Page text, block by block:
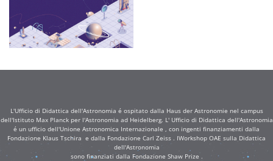
L'Ufficio di Didattica dell'Astronomia é ospitato dalla Haus der Astronomie nel campus
dell'Istituto Max Planck per l'Astronomia ad Heidelberg. L' Ufficio di Didattica dell'Astronomia
é un ufficio dell'Unione Astronomica Internazionale , con ingenti finanziamenti dalla
Fondazione Klaus Tschira e dalla Fondazione Carl Zeiss . IWorkshop OAE sulla Didattica
dell'Astronomia
sono finanziati dalla Fondazione Shaw Prize .